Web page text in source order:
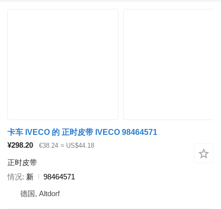
卡车 IVECO 的 正时皮带 IVECO 98464571
¥298.20
€38.24 ≈ US$44.18
正时皮带
情况 新
98464571
德国, Altdorf